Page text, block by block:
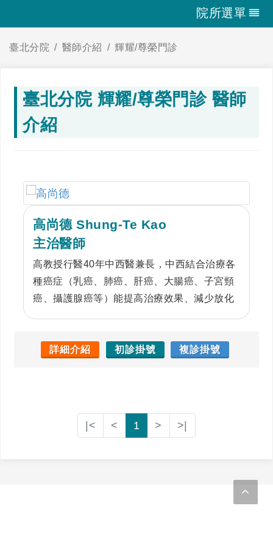
院所選單
臺北分院 醫師介紹 輝耀/尊榮門診
臺北分院 輝耀/尊榮門診 醫師
介紹
高尚德 Shung-Te Kao
主治醫師
高教授行醫40年中西醫兼長，中西結合治療各
種癌症（乳癌、肺癌、肝癌、大腸癌、子宮頸
癌、攝護腺癌等）能提高治療效果、減少放化
過敏疾病、免疫風濕病、失眠、健忘與疑難雜
詳細介紹 初診掛號 複診掛號
|< < 1 > >|